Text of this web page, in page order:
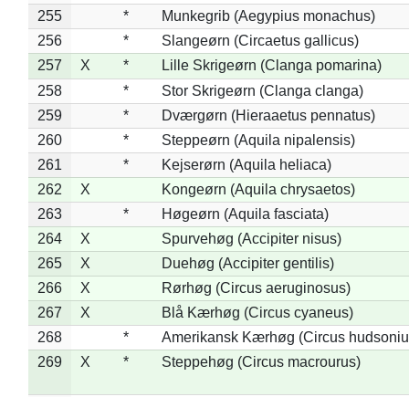
255
*
Munkegrib (Aegypius monachus)
256
*
Slangeørn (Circaetus gallicus)
257
X *
Lille Skrigeørn (Clanga pomarina)
258
*
Stor Skrigeørn (Clanga clanga)
259
*
Dværgørn (Hieraaetus pennatus)
260
*
Steppeørn (Aquila nipalensis)
261
*
Kejserørn (Aquila heliaca)
262
X
Kongeørn (Aquila chrysaetos)
263
*
Høgeørn (Aquila fasciata)
264
X
Spurvehøg (Accipiter nisus)
265
X
Duehøg (Accipiter gentilis)
266
X
Rørhøg (Circus aeruginosus)
267
X
Blå Kærhøg (Circus cyaneus)
268
*
Amerikansk Kærhøg (Circus
269
X * Steppehøg (Circus macrourus)